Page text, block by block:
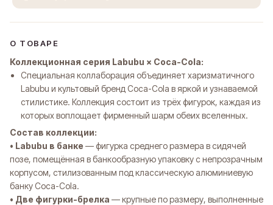
О ТОВАРЕ
Коллекционная серия Labubu × Coca-Cola:
Специальная коллаборация объединяет харизматичного
Labubu и культовый бренд Coca-Cola в яркой и узнаваемой
стилистике. Коллекция состоит из трёх фигурок, каждая из
которых воплощает фирменный шарм обеих вселенных.
Состав коллекции:
• Labubu в банке — фигурка среднего размера в сидячей
позе, помещённая в банкообразную упаковку с непрозрачным
корпусом, стилизованным под классическую алюминиевую
банку Coca-Cola.
• Две фигурки-брелка — крупные по размеру, выполненные